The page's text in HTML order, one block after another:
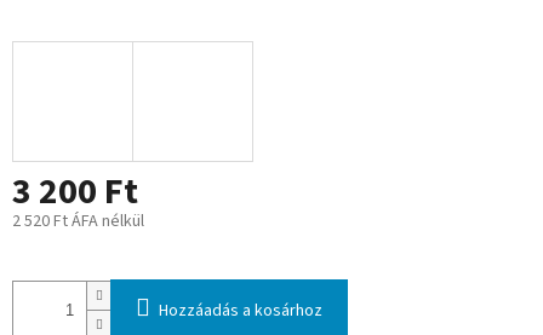
3 200 Ft
2 520 Ft ÁFA nélkül
Hozzáadás a kosárhoz